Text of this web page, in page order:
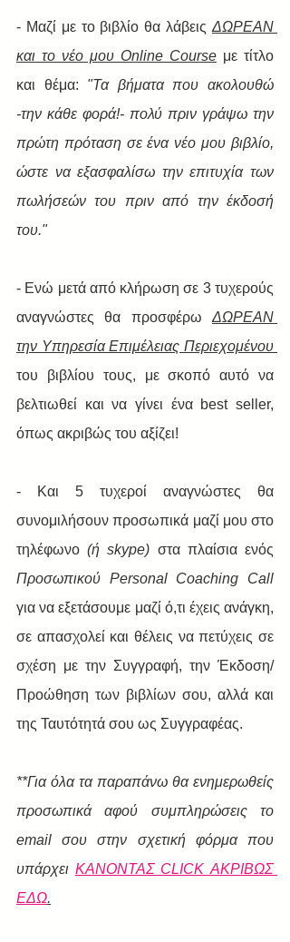
- Μαζί με το βιβλίο θα λάβεις ΔΩΡΕΑΝ
και το νέο μου Online Course με τίτλο
και θέμα: "Τα βήματα που ακολουθώ
-την κάθε φορά!- πολύ πριν γράψω την
πρώτη πρόταση σε ένα νέο μου βιβλίο,
ώστε να εξασφαλίσω την επιτυχία των
πωλήσεών του πριν από την έκδοσή
του."
- Ενώ μετά από κλήρωση σε 3 τυχερούς
αναγνώστες θα προσφέρω ΔΩΡΕΑΝ
του βιβλίου τους, με σκοπό αυτό να
βελτιωθεί και να γίνει ένα best seller,
όπως ακριβώς του αξίζει!
- Και 5 τυχεροί αναγνώστες θα
συνομιλήσουν προσωπικά μαζί μου στο
τηλέφωνο (ή skype)
Προσωπικού Personal Coaching Call
για να εξετάσουμε μαζί ό,τι έχεις ανάγκη,
σε απασχολεί και θέλεις να πετύχεις σε
σχέση με την Συγγραφή, την Έκδοση/
Προώθηση των βιβλίων σου, αλλά και
της Ταυτότητά σου ως Συγγραφέας.
​**Για όλα τα παραπάνω θα ενημερωθείς
προσωπικά αφού συμπληρώσεις το
email σου στην σχετική φόρμα που
υπάρχει ΚΑΝΟΝΤΑΣ CLICK ΑΚΡΙΒΩΣ
ΕΔΩ.